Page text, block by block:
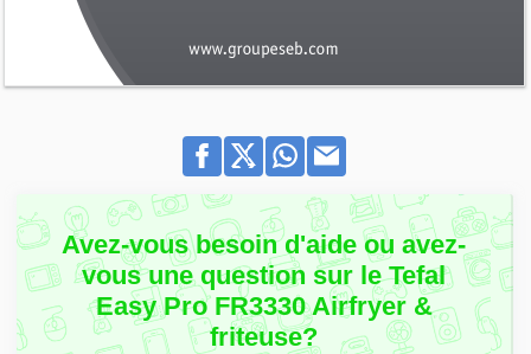
Avez-vous besoin d'aide ou avez-
vous une question sur le Tefal
Easy Pro FR3330 Airfryer &
friteuse?